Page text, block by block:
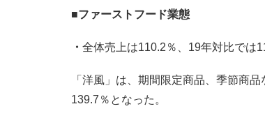
■ファーストフード業態
・ 全体売上は110.2％、19年対比では
「洋風」は、期間限定商品、季節商
139.7％となった。